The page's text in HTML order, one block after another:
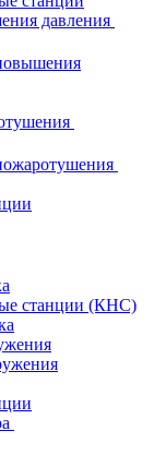
давления
станции (КНС)